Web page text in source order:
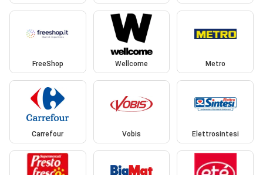
FreeShop Wellcome Metro
Carrefour Vobis Elettrosintesi